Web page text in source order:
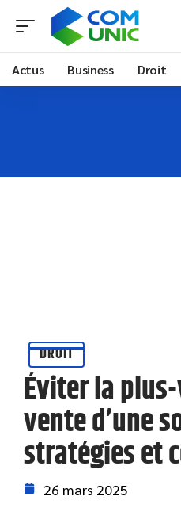
Actus Business Droit
DROIT
Éviter la
vente d’une
stratégies et
26 mars 2025